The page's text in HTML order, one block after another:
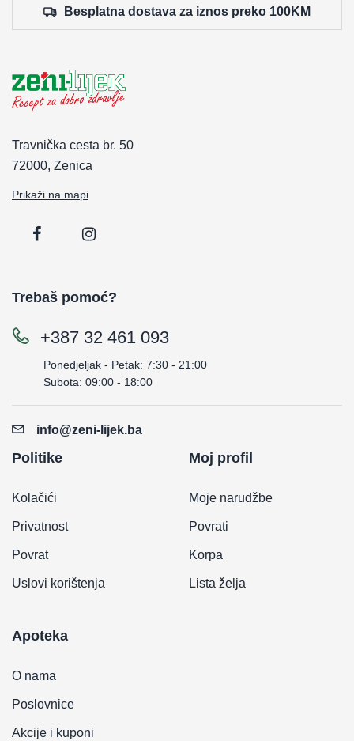
Besplatna dostava za iznos preko 100KM
Travnička cesta br. 50
72000, Zenica
Prikaži na mapi
Trebaš pomoć?
+387 32 461 093
Ponedjeljak - Petak: 7:30 - 21:00
Subota: 09:00 - 18:00
info@zeni-lijek.ba
Politike
Kolačići
Privatnost
Povrat
Uslovi korištenja
Moj profil
Moje narudžbe
Povrati
Korpa
Lista želja
Apoteka
O nama
Poslovnice
Akcije i kuponi